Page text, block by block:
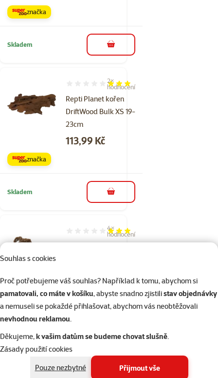
Souhlas s cookies
Proč potřebujeme váš souhlas? Například k tomu, abychom si
pamatovali, co máte v košíku, abyste snadno zjistilistav objednávky
a nemuseli se pokaždé přihlašovat, abychom vás neobtěžovali
nevhodnou reklamou.
Děkujeme,k vašim datům se budeme chovat slušně.
Zásady použití cookies
Pouze nezbytné
Přijmout vše
značka
Skladem do košíku
Repti Planet kořen
DriftWood Bulk XS 19-
23cm
Hodnocení 60%, počet hodnocení: 2
2×
hodnocení
Cena
113,99 Kč
značka
Skladem do košíku
Hodnocení 60%, počet hodnocení: 4
4×
hodnocení
Cena
179 Kč
Skladem
Repti Planet kořen
Hodnocení 50%, počet hodnocení: 2
2×